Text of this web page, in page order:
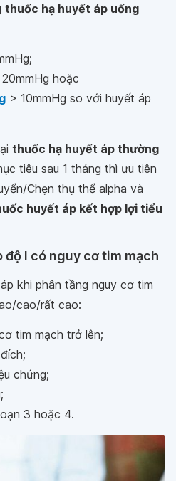
thuốc hạ huyết áp uống
hoặc
> 10mmHg so với huyết áp
thuốc hạ huyết áp thường
tiêu sau 1 tháng thì ưu tiên
Chẹn thụ thể alpha và
huyết áp kết hợp lợi tiểu
độ I có nguy cơ tim mạch
khi phân tầng nguy cơ tim
cao/rất cao:
tim mạch trở lên;
chứng;
3 hoặc 4.